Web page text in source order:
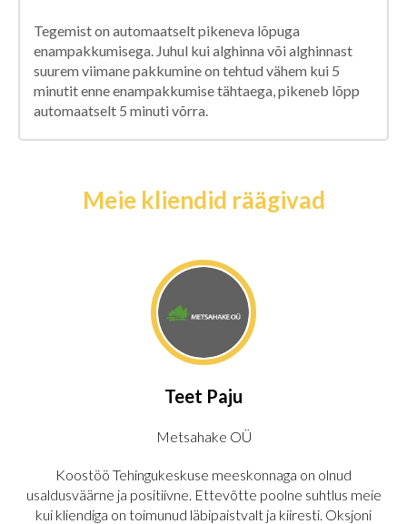
Tegemist on automaatselt pikeneva lõpuga
enampakkumisega. Juhul kui alghinna või alghinnast
suurem viimane pakkumine on tehtud vähem kui 5
minutit enne enampakkumise tähtaega, pikeneb lõpp
automaatselt 5 minuti võrra.
Meie kliendid räägivad
Teet Paju
Metsahake OÜ
Koostöö Tehingukeskuse meeskonnaga on olnud
usaldusväärne ja positiivne. Ettevõtte poolne suhtlus meie
kui kliendiga on toimunud läbipaistvalt ja kiiresti. Oksjoni